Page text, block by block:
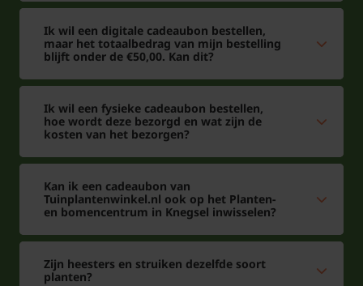
Ik wil een digitale cadeaubon bestellen,
maar het totaalbedrag van mijn bestelling
blijft onder de €50,00. Kan dit?
Ik wil een fysieke cadeaubon bestellen,
hoe wordt deze bezorgd en wat zijn de
kosten van het bezorgen?
Kan ik een cadeaubon van
Tuinplantenwinkel.nl ook op het Planten-
en bomencentrum in Knegsel inwisselen?
Zijn heesters en struiken dezelfde soort
planten?